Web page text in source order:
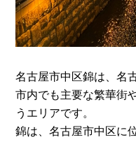
名古屋市中区錦は、名
市内でも主要な繁華街
うエリアです。
錦は、名古屋市中区に